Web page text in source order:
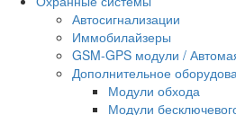
Автосигнализации
Иммобилайзеры
GSM-GPS модули /
Дополнительное
Модули обхода
Модули